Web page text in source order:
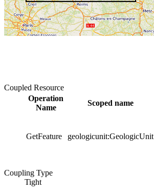
Coupled Resource
Operation
Name
Scoped name
GetFeature geologicunit:GeologicUnit
Coupling Type
Tight